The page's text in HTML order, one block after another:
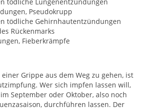
Pseudokrupp
tödliche Gehirnhautentzündungen
Rückenmarks
Fieberkrämpfe
einer Grippe aus dem Weg zu gehen, ist
Wer sich impfen lassen will,
September oder Oktober, also noch
durchführen lassen. Der